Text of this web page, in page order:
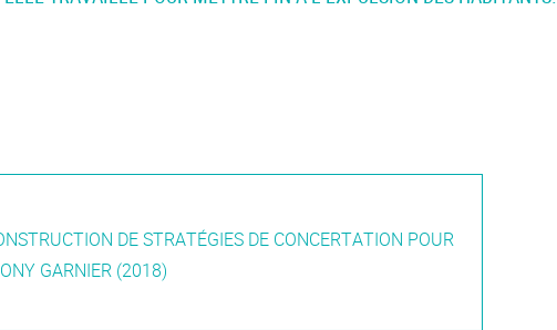
DE STRATÉGIES DE CONCERTATION POUR
GARNIER (2018)